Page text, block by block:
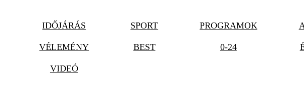
IDŐJÁRÁS SPORT PROGRAMOK
VÉLEMÉNY BEST 0-24
VIDEÓ